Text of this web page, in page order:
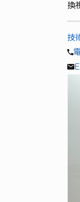
換
技